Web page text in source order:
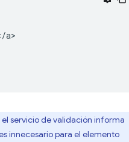
a>
el servicio de validación informa
innecesario para el elemento